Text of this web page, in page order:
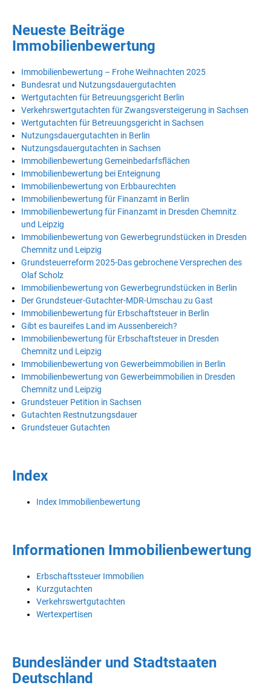
Neueste Beiträge
Immobilienbewertung
Immobilienbewertung – Frohe Weihnachten 2025
Bundesrat und Nutzungsdauergutachten
Wertgutachten für Betreuungsgericht Berlin
Verkehrswertgutachten für Zwangsversteigerung in Sachsen
Wertgutachten für Betreuungsgericht in Sachsen
Nutzungsdauergutachten in Berlin
Nutzungsdauergutachten in Sachsen
Immobilienbewertung Gemeinbedarfsflächen
Immobilienbewertung bei Enteignung
Immobilienbewertung von Erbbaurechten
Immobilienbewertung für Finanzamt in Berlin
Immobilienbewertung für Finanzamt in Dresden Chemnitz
und Leipzig
Immobilienbewertung von Gewerbegrundstücken in Dresden
Chemnitz und Leipzig
Grundsteuerreform 2025-Das gebrochene Versprechen des
Olaf Scholz
Immobilienbewertung von Gewerbegrundstücken in Berlin
Der Grundsteuer-Gutachter-MDR-Umschau zu Gast
Immobilienbewertung für Erbschaftsteuer in Berlin
Gibt es baureifes Land im Aussenbereich?
Immobilienbewertung für Erbschaftsteuer in Dresden
Chemnitz und Leipzig
Immobilienbewertung von Gewerbeimmobilien in Berlin
Immobilienbewertung von Gewerbeimmobilien in Dresden
Chemnitz und Leipzig
Grundsteuer Petition in Sachsen
Gutachten Restnutzungsdauer
Grundsteuer Gutachten
Index
Index Immobilienbewertung
Informationen Immobilienbewertung
Erbschaftssteuer Immobilien
Kurzgutachten
Verkehrswertgutachten
Wertexpertisen
Bundesländer und Stadtstaaten
Deutschland